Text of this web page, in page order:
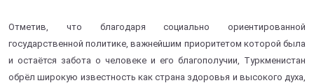
Отметив, что благодаря социально ориентированной
государственной политике, важнейшим приоритетом которой была
и остаётся забота о человеке и его благополучии, Туркменистан
обрёл широкую известность как страна здоровья и высокого духа,